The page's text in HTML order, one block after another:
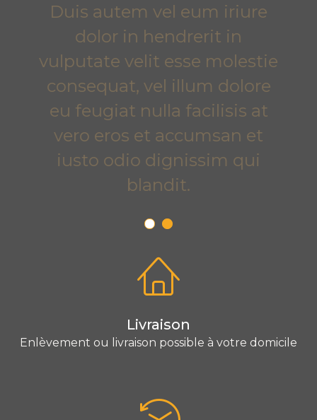
Duis autem vel eum iriure
dolor in hendrerit in
vulputate velit esse molestie
consequat, vel illum dolore
eu feugiat nulla facilisis at
vero eros et accumsan et
iusto odio dignissim qui
blandit.
Livraison
Enlèvement ou livraison possible à votre domicile